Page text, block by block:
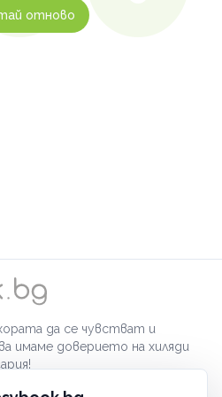
отново
да се чувстват и
имаме доверието на хиляди